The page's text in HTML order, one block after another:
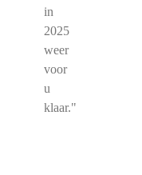
in
2025
weer
voor
u
klaar."